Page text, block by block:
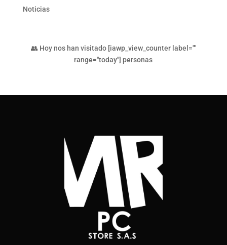
Noticias
👥 Hoy nos han visitado [iawp_view_counter label=""
range="today"] personas